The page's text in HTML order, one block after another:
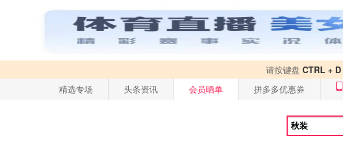
请按键盘 CTRL + D
精选专场
头条资讯 会员晒单 拼多多优惠券